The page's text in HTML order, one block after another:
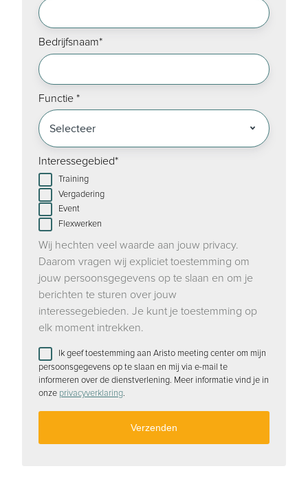
Bedrijfsnaam*
Functie *
Interessegebied*
Training
Vergadering
Event
Flexwerken
Wij hechten veel waarde aan jouw privacy.
Daarom vragen wij expliciet toestemming om
jouw persoonsgegevens op te slaan en om je
berichten te sturen over jouw
interessegebieden. Je kunt je toestemming op
elk moment intrekken.
Ik geef toestemming aan Aristo meeting center om mijn
persoonsgegevens op te slaan en mij via e-mail te
informeren over de dienstverlening. Meer informatie vind je in
onze privacyverklaring.